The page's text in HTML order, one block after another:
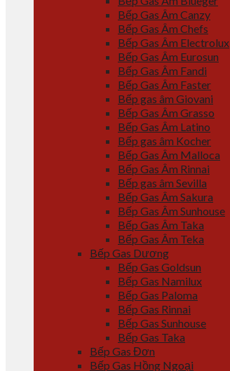
Bếp Gas Âm Canzy
Bếp Gas Âm Chefs
Bếp Gas Âm Electrolux
Bếp Gas Âm Eurosun
Bếp Gas Âm Fandi
Bếp Gas Âm Faster
Bếp gas âm Giovani
Bếp Gas Âm Grasso
Bếp Gas Âm Latino
Bếp gas âm Kocher
Bếp Gas Âm Malloca
Bếp Gas Âm Rinnai
Bếp gas âm Sevilla
Bếp Gas Âm Sakura
Bếp Gas Âm Sunhouse
Bếp Gas Âm Taka
Bếp Gas Âm Teka
Bếp Gas Dương
Bếp Gas Goldsun
Bếp Gas Namilux
Bếp Gas Paloma
Bếp Gas Rinnai
Bếp Gas Sunhouse
Bếp Gas Taka
Bếp Gas Đơn
Bếp Gas Hồng Ngoại